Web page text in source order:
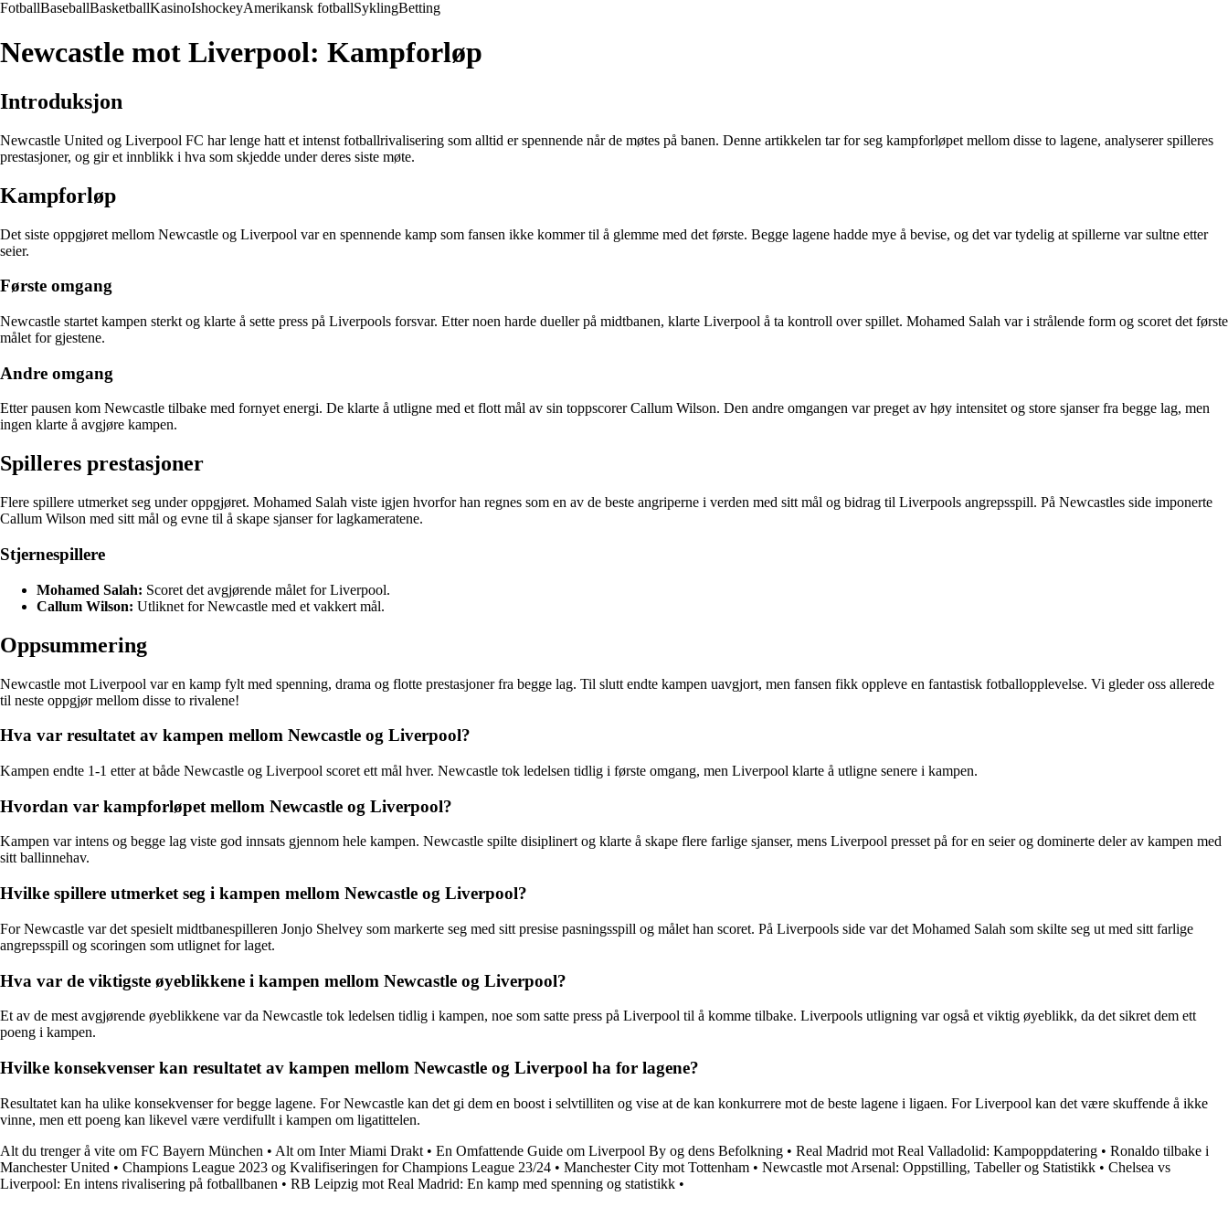
FotballBaseballBasketballKasinoIshockeyAmerikansk fotballSyklingBetting
Newcastle mot Liverpool: Kampforløp
Introduksjon
Newcastle United og Liverpool FC har lenge hatt et intenst fotballrivalisering som alltid er spennende når de møtes på banen. Denne artikkelen tar for seg kampforløpet mellom disse to lagene, analyserer spilleres
prestasjoner, og gir et innblikk i hva som skjedde under deres siste møte.
Kampforløp
Det siste oppgjøret mellom Newcastle og Liverpool var en spennende kamp som fansen ikke kommer til å glemme med det første. Begge lagene hadde mye å bevise, og det var tydelig at spillerne var sultne etter
seier.
Første omgang
Newcastle startet kampen sterkt og klarte å sette press på Liverpools forsvar. Etter noen harde dueller på midtbanen, klarte Liverpool å ta kontroll over spillet. Mohamed Salah var i strålende form og scoret det første
målet for gjestene.
Andre omgang
Etter pausen kom Newcastle tilbake med fornyet energi. De klarte å utligne med et flott mål av sin toppscorer Callum Wilson. Den andre omgangen var preget av høy intensitet og store sjanser fra begge lag, men
ingen klarte å avgjøre kampen.
Spilleres prestasjoner
Flere spillere utmerket seg under oppgjøret. Mohamed Salah viste igjen hvorfor han regnes som en av de beste angriperne i verden med sitt mål og bidrag til Liverpools angrepsspill. På Newcastles side imponerte
Callum Wilson med sitt mål og evne til å skape sjanser for lagkameratene.
Stjernespillere
Mohamed Salah: Scoret det avgjørende målet for Liverpool.
Callum Wilson: Utliknet for Newcastle med et vakkert mål.
Oppsummering
Newcastle mot Liverpool var en kamp fylt med spenning, drama og flotte prestasjoner fra begge lag. Til slutt endte kampen uavgjort, men fansen fikk oppleve en fantastisk fotballopplevelse. Vi gleder oss allerede
til neste oppgjør mellom disse to rivalene!
Hva var resultatet av kampen mellom Newcastle og Liverpool?
Kampen endte 1-1 etter at både Newcastle og Liverpool scoret ett mål hver. Newcastle tok ledelsen tidlig i første omgang, men Liverpool klarte å utligne senere i kampen.
Hvordan var kampforløpet mellom Newcastle og Liverpool?
Kampen var intens og begge lag viste god innsats gjennom hele kampen. Newcastle spilte disiplinert og klarte å skape flere farlige sjanser, mens Liverpool presset på for en seier og dominerte deler av kampen med
sitt ballinnehav.
Hvilke spillere utmerket seg i kampen mellom Newcastle og Liverpool?
For Newcastle var det spesielt midtbanespilleren Jonjo Shelvey som markerte seg med sitt presise pasningsspill og målet han scoret. På Liverpools side var det Mohamed Salah som skilte seg ut med sitt farlige
angrepsspill og scoringen som utlignet for laget.
Hva var de viktigste øyeblikkene i kampen mellom Newcastle og Liverpool?
Et av de mest avgjørende øyeblikkene var da Newcastle tok ledelsen tidlig i kampen, noe som satte press på Liverpool til å komme tilbake. Liverpools utligning var også et viktig øyeblikk, da det sikret dem ett
poeng i kampen.
Hvilke konsekvenser kan resultatet av kampen mellom Newcastle og Liverpool ha for lagene?
Resultatet kan ha ulike konsekvenser for begge lagene. For Newcastle kan det gi dem en boost i selvtilliten og vise at de kan konkurrere mot de beste lagene i ligaen. For Liverpool kan det være skuffende å ikke
vinne, men ett poeng kan likevel være verdifullt i kampen om ligatittelen.
Alt du trenger å vite om FC Bayern München • Alt om Inter Miami Drakt • En Omfattende Guide om Liverpool By og dens Befolkning • Real Madrid mot Real Valladolid: Kampoppdatering • Ronaldo tilbake i
Manchester United • Champions League 2023 og Kvalifiseringen for Champions League 23/24 • Manchester City mot Tottenham • Newcastle mot Arsenal: Oppstilling, Tabeller og Statistikk • Chelsea vs
Liverpool: En intens rivalisering på fotballbanen • RB Leipzig mot Real Madrid: En kamp med spenning og statistikk •